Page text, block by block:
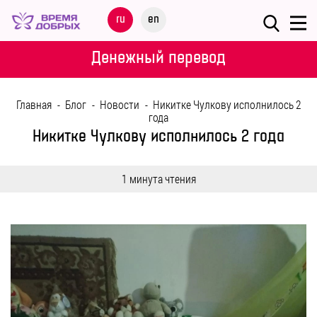
ru en
Меню
НАШИ
ДЕТИ
МЕРОПРИЯТИЯ
ПОМОЩЬ
Денежный перевод
Главная - Блог - Новости - Никитке Чулкову исполнилось 2
года
Никитке Чулкову исполнилось 2 года
1 минута чтения